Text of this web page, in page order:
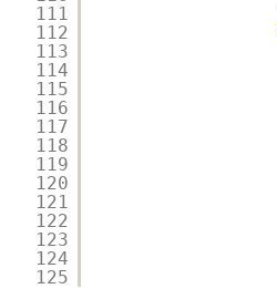
111
112
113
114
115
116
117
118
119
120
121
122
123
124
125